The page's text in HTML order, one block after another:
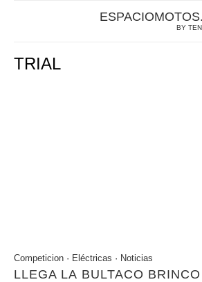
BY
TRIAL
Competicion · Eléctricas · Noticias
LLEGA LA BULTACO BRINCO